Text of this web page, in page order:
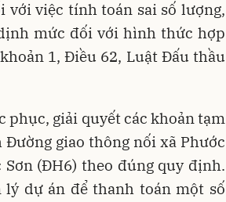
với việc tính toán sai số lượng,
mức đối với hình thức hợp
1, Điều 62, Luật Đấu thầu
phục, giải quyết các khoản tạm
giao thông nối xã Phước
Sơn (ĐH6) theo đúng quy định.
dự án để thanh toán một số